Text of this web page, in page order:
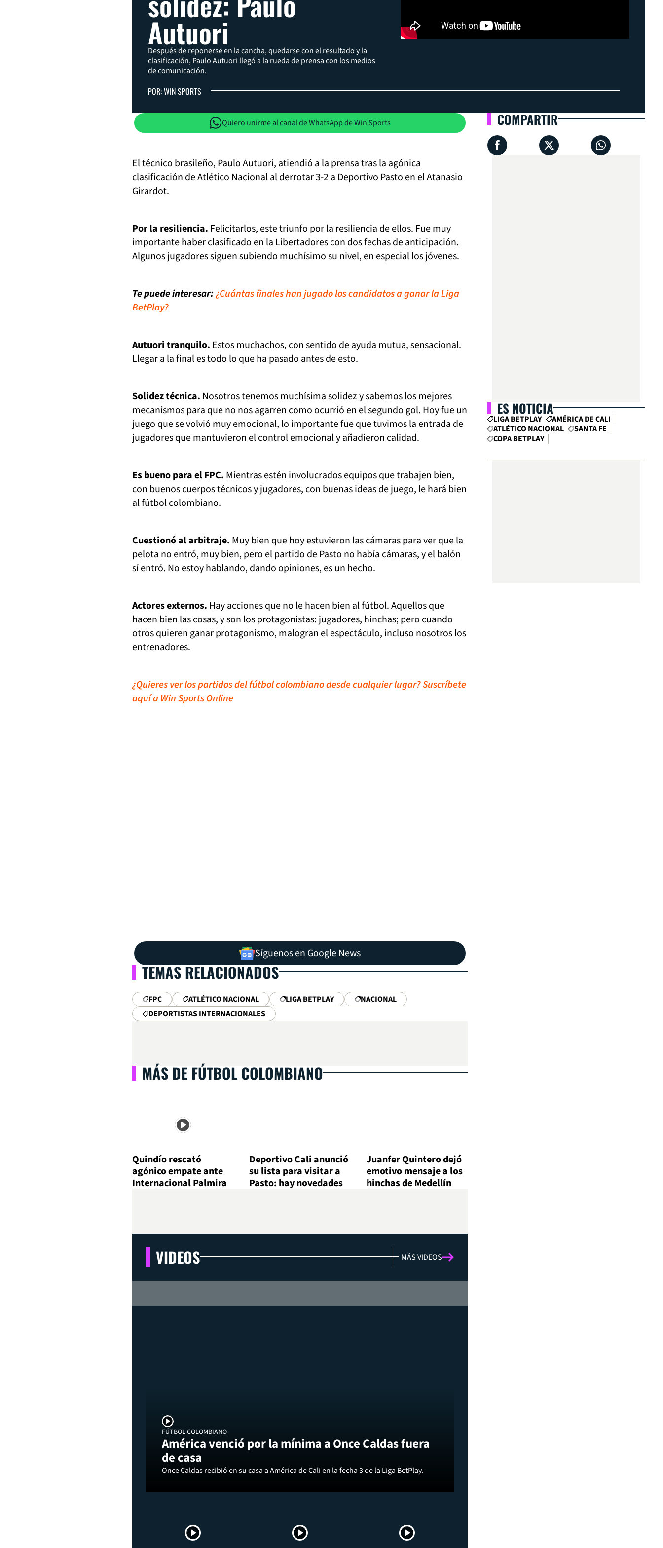
Autuori
Después de reponerse en la cancha, quedarse con el resultado y la
clasificación, Paulo Autuori llegó a la rueda de prensa con los medios
de comunicación.
POR: WIN SPORTS
Quiero unirme al canal de WhatsApp de Win Sports
El técnico brasileño, Paulo Autuori, atiendió a la prensa tras la agónica
clasificación de Atlético Nacional al derrotar 3-2 a Deportivo Pasto en el Atanasio
Girardot.
Por la resiliencia. Felicitarlos, este triunfo por la resiliencia de ellos. Fue muy
importante haber clasificado en la Libertadores con dos fechas de anticipación.
Algunos jugadores siguen subiendo muchísimo su nivel, en especial los jóvenes.
Te puede interesar:¿Cuántas finales han jugado los candidatos a ganar la Liga
BetPlay?
Autuori tranquilo. Estos muchachos, con sentido de ayuda mutua, sensacional.
Llegar a la final es todo lo que ha pasado antes de esto.
Solidez técnica. Nosotros tenemos muchísima solidez y sabemos los mejores
mecanismos para que no nos agarren como ocurrió en el segundo gol. Hoy fue un
juego que se volvió muy emocional, lo importante fue que tuvimos la entrada de
jugadores que mantuvieron el control emocional y añadieron calidad.
Es bueno para el FPC. Mientras estén involucrados equipos que trabajen bien,
con buenos cuerpos técnicos y jugadores, con buenas ideas de juego, le hará bien
al fútbol colombiano.
Cuestionó al arbitraje. Muy bien que hoy estuvieron las cámaras para ver que la
pelota no entró, muy bien, pero el partido de Pasto no había cámaras, y el balón
sí entró. No estoy hablando, dando opiniones, es un hecho.
Actores externos. Hay acciones que no le hacen bien al fútbol. Aquellos que
hacen bien las cosas, y son los protagonistas: jugadores, hinchas; pero cuando
otros quieren ganar protagonismo, malogran el espectáculo, incluso nosotros los
entrenadores.
¿Quieres ver los partidos del fútbol colombiano desde cualquier lugar? Suscríbete
aquí a Win Sports Online
Síguenos en Google News
TEMAS RELACIONADOS
FPC ATLÉTICO NACIONAL LIGA BETPLAY
NACIONAL
DEPORTISTAS INTERNACIONALES
MÁS DE FÚTBOL COLOMBIANO
Quindío rescató
agónico empate ante
Internacional Palmira
Deportivo Cali anunció
su lista para visitar a
Pasto: hay novedades
Juanfer Quintero dejó
emotivo mensaje a los
hinchas de Medellín
VIDEOS MÁS VIDEOS
FÚTBOL COLOMBIANO
América venció por la mínima a Once Caldas fuera
de casa
Once Caldas recibió en su casa a América de Cali en la fecha 3 de la Liga BetPlay.
COMPARTIR
ES NOTICIA
LIGA BETPLAY
AMÉRICA DE CALI
ATLÉTICO NACIONAL
SANTA FE
COPA BETPLAY